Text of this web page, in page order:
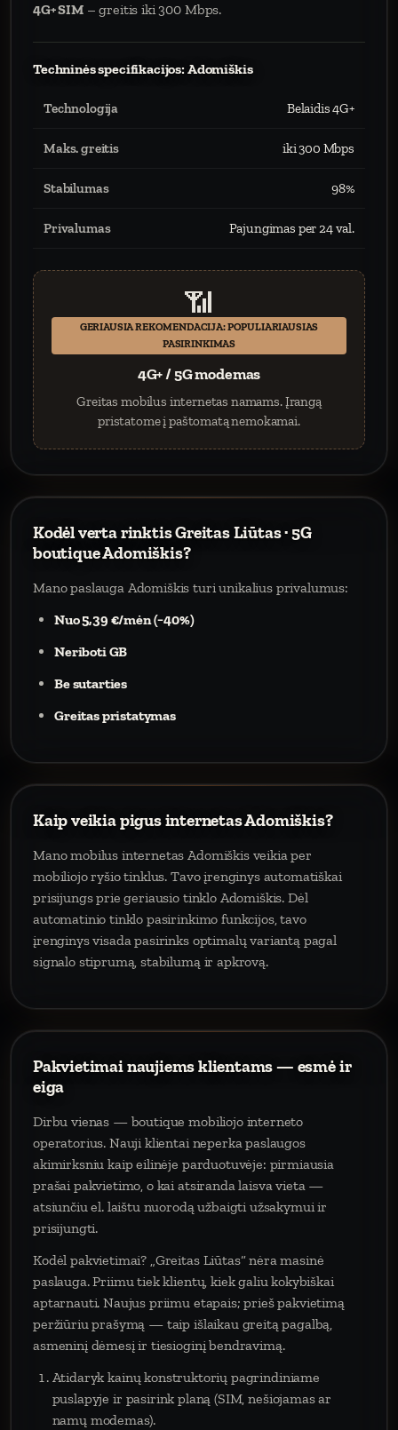
4G+ SIM– greitis iki 300 Mbps.
Techninės specifikacijos: Adomiškis
Technologija Belaidis 4G+
Maks. greitis iki 300 Mbps
Stabilumas 98%
Privalumas Pajungimas per 24 val.
📶
GERIAUSIA REKOMENDACIJA: POPULIARIAUSIAS
PASIRINKIMAS
4G+ / 5G modemas
Greitas mobilus internetas namams. Įrangą
pristatome į paštomatą nemokamai.
Kodėl verta rinktis Greitas Liūtas · 5G
boutique Adomiškis?
Mano paslauga Adomiškis turi unikalius privalumus:
Nuo 5,39 €/mėn (−40%)
Neriboti GB
Be sutarties
Greitas pristatymas
Kaip veikia pigus internetas Adomiškis?
Mano mobilus internetas Adomiškis veikia per
mobiliojo ryšio tinklus. Tavo įrenginys automatiškai
prisijungs prie geriausio tinklo Adomiškis. Dėl
automatinio tinklo pasirinkimo funkcijos, tavo
įrenginys visada pasirinks optimalų variantą pagal
signalo stiprumą, stabilumą ir apkrovą.
Pakvietimai naujiems klientams — esmė ir
eiga
Dirbu vienas — boutique mobiliojo interneto
operatorius. Nauji klientai neperka paslaugos
akimirksniu kaip eilinėje parduotuvėje: pirmiausia
prašai pakvietimo, o kai atsiranda laisva vieta —
atsiunčiu el. laištu nuorodą užbaigti užsakymui ir
prisijungti.
Kodėl pakvietimai? „Greitas Liūtas“ nėra masinė
paslauga. Priimu tiek klientų, kiek galiu kokybiškai
aptarnauti. Naujus priimu etapais; prieš pakvietimą
peržiūriu prašymą — taip išlaikau greitą pagalbą,
asmeninį dėmesį ir tiesioginį bendravimą.
Atidaryk kainų konstruktorių pagrindiniame
puslapyje ir pasirink planą (SIM, nešiojamas ar
namų modemas).